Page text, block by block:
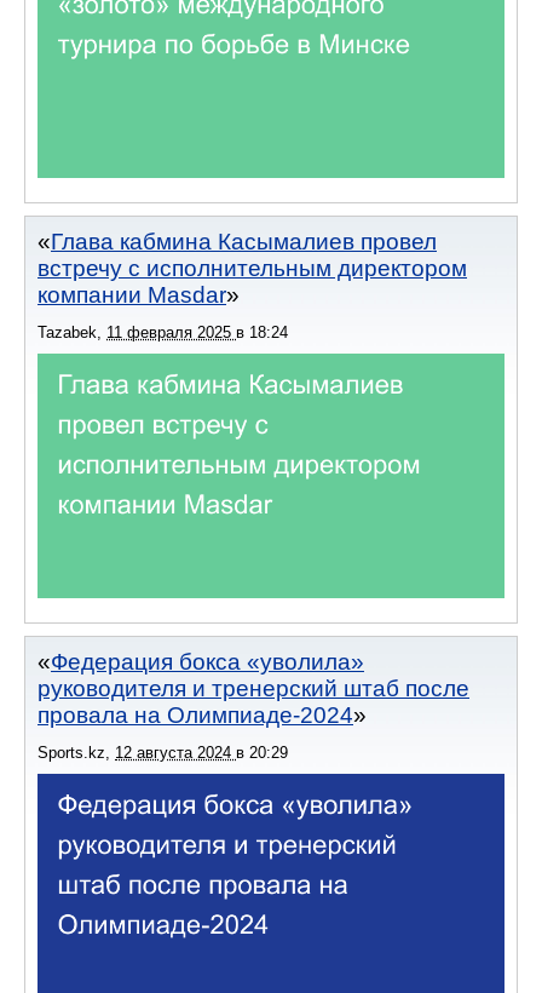
Глава кабмина Касымалиев провел
встречу с исполнительным директором
компании Masdar
Tazabek, 11 февраля 2025 в 18:24
Федерация бокса «уволила»
руководителя и тренерский штаб после
провала на Олимпиаде-2024
Sports.kz 12 августа 2024 в 20:29